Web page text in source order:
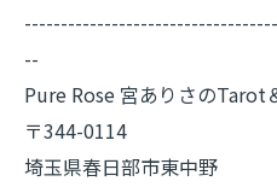
--
Pure Rose 宮ありさの
〒344-0114
埼玉県春日部市東中野